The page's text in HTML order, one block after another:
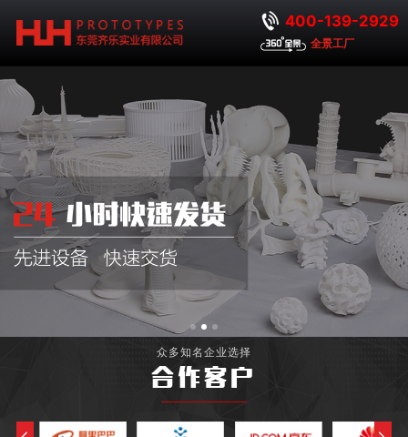
400-139-2929
全景工厂
众多知名企业选择
合作客户